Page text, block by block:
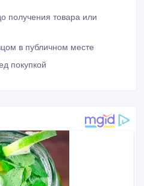
получения товара или
в публичном месте
покупкой